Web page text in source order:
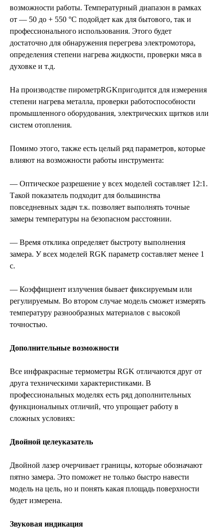
возможности работы. Температурный диапазон в рамках
от — 50 до + 550 °C подойдет как для бытового, так и
профессионального использования. Этого будет
достаточно для обнаружения перегрева электромотора,
определения степени нагрева жидкости, проверки мяса в
духовке и т.д.
На производстве пирометрRGKпригодится для измерения
степени нагрева металла, проверки работоспособности
промышленного оборудования, электрических щитков или
систем отопления.
Помимо этого, также есть целый ряд параметров, которые
влияют на возможности работы инструмента:
— Оптическое разрешение у всех моделей составляет 12:1.
Такой показатель подходит для большинства
повседневных задач т.к. позволяет выполнять точные
замеры температуры на безопасном расстоянии.
— Время отклика определяет быстроту выполнения
замера. У всех моделей RGK параметр составляет менее 1
с.
— Коэффициент излучения бывает фиксируемым или
регулируемым. Во втором случае модель сможет измерять
температуру разнообразных материалов с высокой
точностью.
Дополнительные возможности
Все инфракрасные термометры RGK отличаются друг от
друга техническими характеристиками. В
профессиональных моделях есть ряд дополнительных
функциональных отличий, что упрощает работу в
сложных условиях:
Двойной целеуказатель
Двойной лазер очерчивает границы, которые обозначают
пятно замера. Это поможет не только быстро навести
модель на цель, но и понять какая площадь поверхности
будет измерена.
Звуковая индикация